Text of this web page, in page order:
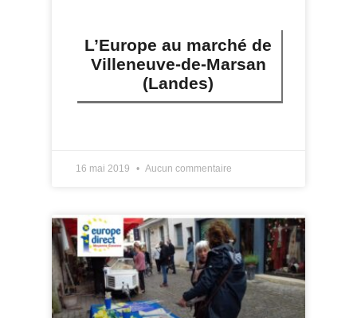
L’Europe au marché de
Villeneuve-de-Marsan
(Landes)
16 mai 2019 Aucun commentaire